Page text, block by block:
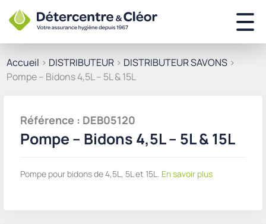
Accueil > DISTRIBUTEUR > DISTRIBUTEUR SAVONS >
Pompe – Bidons 4,5L – 5L & 15L
Référence : DEB05120
Pompe – Bidons 4,5L – 5L & 15L
Pompe pour bidons de 4,5L, 5L et 15L. En savoir plus